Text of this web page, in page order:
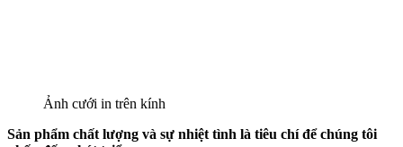
Ảnh cưới in trên kính
Sản phẩm chất lượng và sự nhiệt tình là tiêu chí để chúng tôi